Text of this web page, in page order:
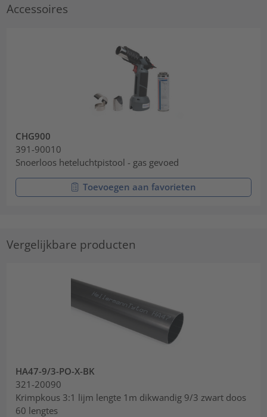
Accessoires
CHG900
391-90010
Snoerloos heteluchtpistool - gas gevoed
Toevoegen aan favorieten
Vergelijkbare producten
HA47-9/3-PO-X-BK
321-20090
Krimpkous 3:1 lijm lengte 1m dikwandig 9/3 zwart doos
60 lengtes